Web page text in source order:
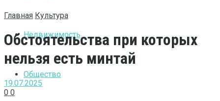
Недвижимость
Общество
Главная Культура
Обстоятельства при которых
нельзя есть минтай
19.07.2025
0 0